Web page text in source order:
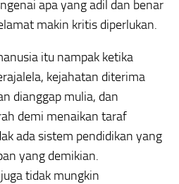
apa yang adil dan benar
makin kritis diperlukan.
itu nampak ketika
kejahatan diterima
dianggap mulia, dan
demi menaikan taraf
ada sistem pendidikan yang
yang demikian.
tidak mungkin